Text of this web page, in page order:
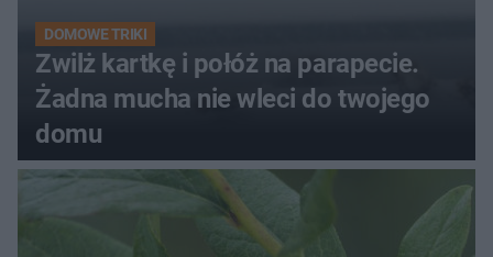
DOMOWE TRIKI
Zwilż kartkę i połóż na parapecie.
Żadna mucha nie wleci do twojego
domu